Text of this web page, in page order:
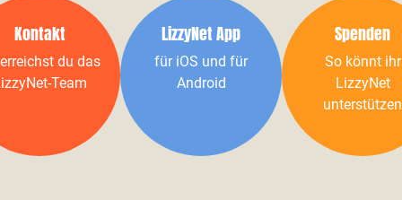
Kontakt
du das
Team
LizzyNet App
für iOS und für
Android
Spenden
So könnt ihr
LizzyNet
unterstützen